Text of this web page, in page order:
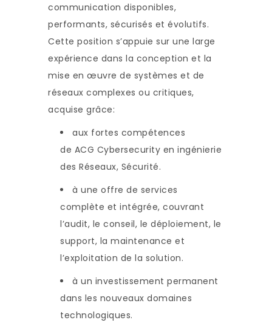
communication disponibles,
performants, sécurisés et évolutifs.
Cette position s’appuie sur une large
expérience dans la conception et la
mise en œuvre de systèmes et de
réseaux complexes ou critiques,
acquise grâce:
aux fortes compétences
de ACG Cybersecurity en ingénierie
des Réseaux, Sécurité.
à une offre de services
complète et intégrée, couvrant
l’audit, le conseil, le déploiement, le
support, la maintenance et
l’exploitation de la solution.
à un investissement permanent
dans les nouveaux domaines
technologiques.